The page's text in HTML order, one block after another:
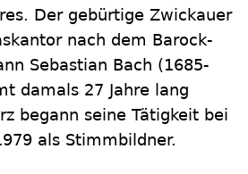
Der gebürtige Zwickauer
nach dem Barock-
Sebastian Bach (1685-
damals 27 Jahre lang
begann seine Tätigkeit bei
als Stimmbildner.